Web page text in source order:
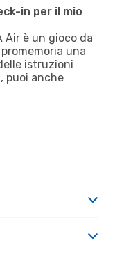
in per il mio
Air è un gioco da
una
istruzioni
puoi anche